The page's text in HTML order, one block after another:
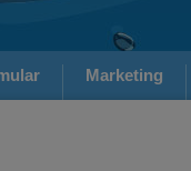
Marketing